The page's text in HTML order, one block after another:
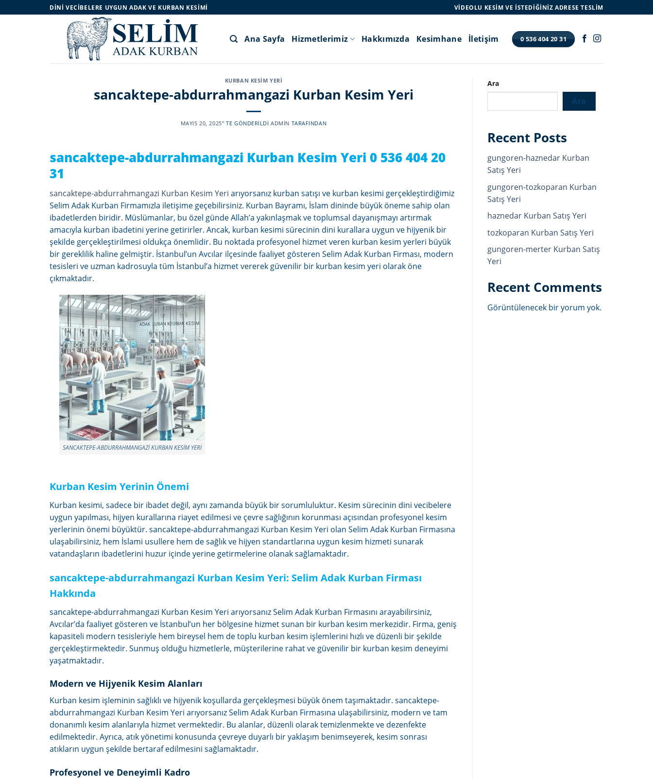
to
DINI VECIBELERE UYGUN ADAK VE KURBAN KESIMI VIDEOLU KESIM VE İSTEDIĞINIZ ADRESE TESLIM
Ana Sayfa Hizmetlerimiz Hakkımızda Kesimhane İletişim 0 536 404 20 31
KURBAN KESIM YERI
sancaktepe-abdurrahmangazi Kurban Kesim Yeri
MAYIS 20, 2025’' TE GÖNDERILDI ADMIN TARAFINDAN
sancaktepe-abdurrahmangazi Kurban Kesim Yeri 0 536 404 20
31
sancaktepe-abdurrahmangazi Kurban Kesim Yeri arıyorsanız kurban satışı ve kurban kesimi gerçekleştirdiğimiz
Selim Adak Kurban Firmamızla iletişime geçebilirsiniz. Kurban Bayramı, İslam dininde büyük öneme sahip olan
ibadetlerden biridir. Müslümanlar, bu özel günde Allah’a yakınlaşmak ve toplumsal dayanışmayı artırmak
amacıyla kurban ibadetini yerine getirirler. Ancak, kurban kesimi sürecinin dini kurallara uygun ve hijyenik bir
şekilde gerçekleştirilmesi oldukça önemlidir. Bu noktada profesyonel hizmet veren kurban kesim yerleri büyük
bir gereklilik haline gelmiştir. İstanbul’un Avcılar ilçesinde faaliyet gösteren Selim Adak Kurban Firması, modern
tesisleri ve uzman kadrosuyla tüm İstanbul’a hizmet vererek güvenilir bir kurban kesim yeri olarak öne
çıkmaktadır.
SANCAKTEPE-ABDURRAHMANGAZI KURBAN KESIM YERI
Kurban Kesim Yerinin Önemi
Kurban kesimi, sadece bir ibadet değil, aynı zamanda büyük bir sorumluluktur. Kesim sürecinin dini vecibelere
uygun yapılması, hijyen kurallarına riayet edilmesi ve çevre sağlığının korunması açısından profesyonel kesim
yerlerinin önemi büyüktür. sancaktepe-abdurrahmangazi Kurban Kesim Yeri olan Selim Adak Kurban Firmasına
ulaşabilirsiniz, hem İslami usullere hem de sağlık ve hijyen standartlarına uygun kesim hizmeti sunarak
vatandaşların ibadetlerini huzur içinde yerine getirmelerine olanak sağlamaktadır.
sancaktepe-abdurrahmangazi Kurban Kesim Yeri: Selim Adak Kurban Firması
Hakkında
sancaktepe-abdurrahmangazi Kurban Kesim Yeri arıyorsanız Selim Adak Kurban Firmasını arayabilirsiniz,
Avcılar’da faaliyet gösteren ve İstanbul’un her bölgesine hizmet sunan bir kurban kesim merkezidir. Firma, geniş
kapasiteli modern tesisleriyle hem bireysel hem de toplu kurban kesim işlemlerini hızlı ve düzenli bir şekilde
gerçekleştirmektedir. Sunmuş olduğu hizmetlerle, müşterilerine rahat ve güvenilir bir kurban kesim deneyimi
yaşatmaktadır.
Modern ve Hijyenik Kesim Alanları
Kurban kesim işleminin sağlıklı ve hijyenik koşullarda gerçekleşmesi büyük önem taşımaktadır. sancaktepe-
abdurrahmangazi Kurban Kesim Yeri arıyorsanız Selim Adak Kurban Firmasına ulaşabilirsiniz, modern ve tam
donanımlı kesim alanlarıyla hizmet vermektedir. Bu alanlar, düzenli olarak temizlenmekte ve dezenfekte
edilmektedir. Ayrıca, atık yönetimi konusunda çevreye duyarlı bir yaklaşım benimseyerek, kesim sonrası
atıkların uygun şekilde bertaraf edilmesini sağlamaktadır.
Profesyonel ve Deneyimli Kadro
Ara
Ara
Recent Posts
gungoren-haznedar Kurban
Satış Yeri
gungoren-tozkoparan Kurban
Satış Yeri
haznedar Kurban Satış Yeri
tozkoparan Kurban Satış Yeri
gungoren-merter Kurban Satış
Yeri
Recent Comments
Görüntülenecek bir yorum yok.